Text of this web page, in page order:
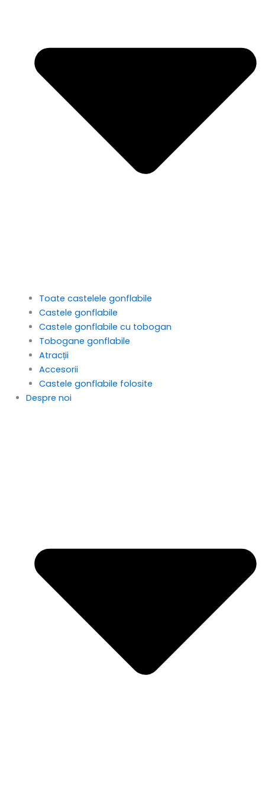
Toate castelele gonflabile
Castele gonflabile
Castele gonflabile cu tobogan
Tobogane gonflabile
Atracții
Accesorii
Castele gonflabile folosite
Despre noi